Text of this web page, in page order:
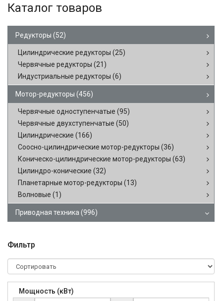
Каталог товаров
Редукторы (52)
Цилиндрические редукторы (25)
Червячные редукторы (21)
Индустриальные редукторы (6)
Мотор-редукторы (456)
Червячные одноступенчатые (95)
Червячные двухступенчатые (50)
Цилиндрические (166)
Соосно-цилиндрические мотор-редукторы (36)
Коническо-цилиндрические мотор-редукторы (63)
Цилиндро-конические (32)
Планетарные мотор-редукторы (13)
Волновые (1)
Приводная техника (996)
Фильтр
Мощность (кВт)